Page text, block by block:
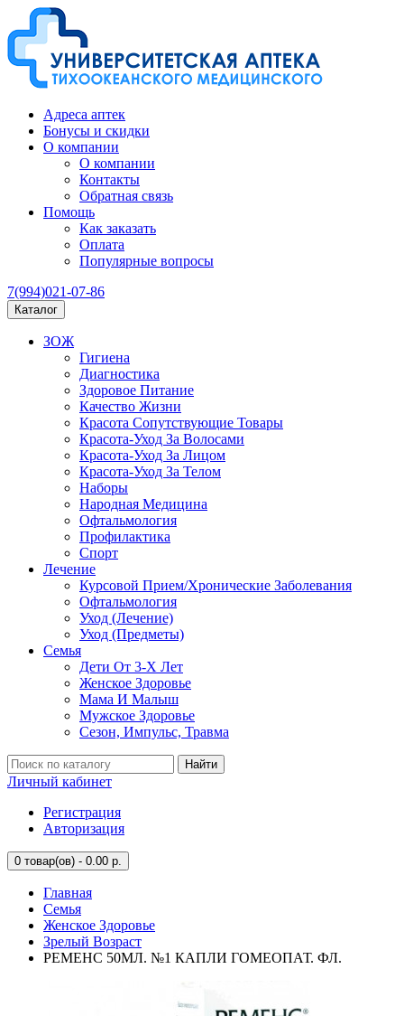
Адреса аптек
Бонусы и скидки
О компании
О компании
Контакты
Обратная связь
Помощь
Как заказать
Оплата
Популярные вопросы
7(994)021-07-86
Каталог
ЗОЖ
Гигиена
Диагностика
Здоровое Питание
Качество Жизни
Красота Сопутствующие Товары
Красота-Уход За Волосами
Красота-Уход За Лицом
Красота-Уход За Телом
Наборы
Народная Медицина
Офтальмология
Профилактика
Спорт
Лечение
Курсовой Прием/Хронические Заболевания
Офтальмология
Уход (Лечение)
Уход (Предметы)
Семья
Дети От 3-Х Лет
Женское Здоровье
Мама И Малыш
Мужское Здоровье
Сезон, Импульс, Травма
Найти
Личный кабинет
Регистрация
Авторизация
0 товар(ов) - 0.00 р.
Главная
Семья
Женское Здоровье
Зрелый Возраст
РЕМЕНС 50МЛ. №1 КАПЛИ ГОМЕОПАТ. ФЛ.